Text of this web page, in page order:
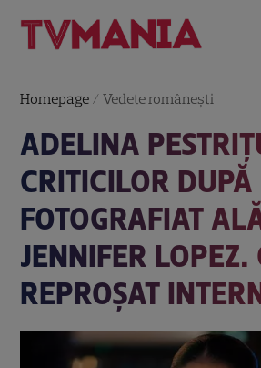
Homepage /Vedete româneşti
ADELINA
CRITICILOR
FOTOGRAFIAT
JENNIFER
REPROȘAT